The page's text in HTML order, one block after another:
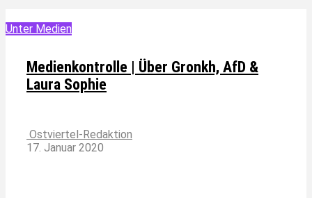
Unter Medien
Medienkontrolle | Über Gronkh, AfD &
Laura Sophie
Ostviertel-Redaktion
17. Januar 2020